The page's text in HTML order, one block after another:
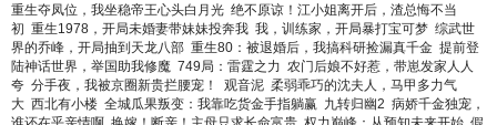
重生夺凤位，我坐稳帝王心头白月光 绝不原谅！江小姐离开后，渣总悔不当
初 重生1978，开局未婚妻带妹妹投奔我 我，训练家，开局暴打宝可梦 综武世
界的乔峰，开局抽到天龙八部 重生80：被退婚后，我搞科研捡漏真千金 提前登
陆神话世界，举国助我修魔 749局：雷霆之力 农门后娘不好惹，带崽发家人人
夸 分手夜，我被京圈新贵拦腰宠！ 观音泥 柔弱乖巧的沈夫人，马甲多力气
大 西北有小楼 全城瓜果叛变：我靠吃货金手指躺赢 九转归幽2 病娇千金独宠，